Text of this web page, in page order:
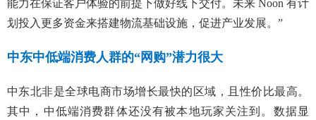
能力在保证客户体验的前提下做好线下交付。未来 Noon 有计
划投入更多资金来搭建物流基础设施，促进产业发展。”
中东中低端消费人群的“网购”潜力很大
中东北非是全球电商市场增长最快的区域，且性价比最高。
其中，中低端消费群体还没有被本地玩家关注到。数据显